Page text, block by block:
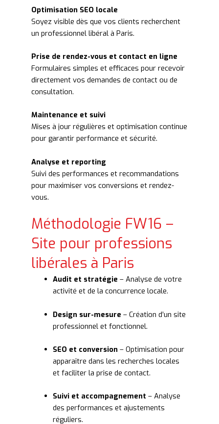
Optimisation SEO locale
Soyez visible dès que vos clients recherchent
un professionnel libéral à Paris.
Prise de rendez-vous et contact en ligne
Formulaires simples et efficaces pour recevoir
directement vos demandes de contact ou de
consultation.
Maintenance et suivi
Mises à jour régulières et optimisation continue
pour garantir performance et sécurité.
Analyse et reporting
Suivi des performances et recommandations
pour maximiser vos conversions et rendez-
vous.
Méthodologie FW16 –
Site pour professions
libérales à Paris
Audit et stratégie – Analyse de votre
activité et de la concurrence locale.
Design sur-mesure – Création d’un site
professionnel et fonctionnel.
SEO et conversion – Optimisation pour
apparaître dans les recherches locales
et faciliter la prise de contact.
Suivi et accompagnement – Analyse
des performances et ajustements
réguliers.